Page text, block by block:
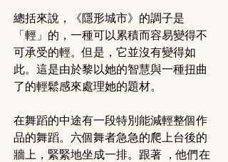
總括來說，《隱形城市》的調子是
「輕」的，一種可以累積而容易變得不
可承受的輕。但是，它並沒有變得如
此。這是由於黎以她的智慧與一種扭曲
了的輕鬆感來處理她的題材。
在舞蹈的中途有一段特別能減輕整個作
品的舞蹈。六個舞者急急的爬上台後的
牆上，緊緊地坐成一排。跟著 ，他們在